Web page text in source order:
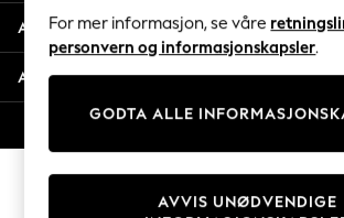
Trending: Clogs
Toy Story
THE SET
Coats & Jackets
Sweatshirts & Hoodies
Knitwear
Cardigans
Avdelinger
Andre tjenester
For mer informasjon, se våre
personvern og informasjonskapsler.
GODTA ALLE
AVVIS UNØDVENDIGE